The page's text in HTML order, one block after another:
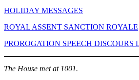
HOLIDAY MESSAGES
ROYAL ASSENT SANCTION ROYALE
PROROGATION SPEECH DISCOURS
The House met at 1001.